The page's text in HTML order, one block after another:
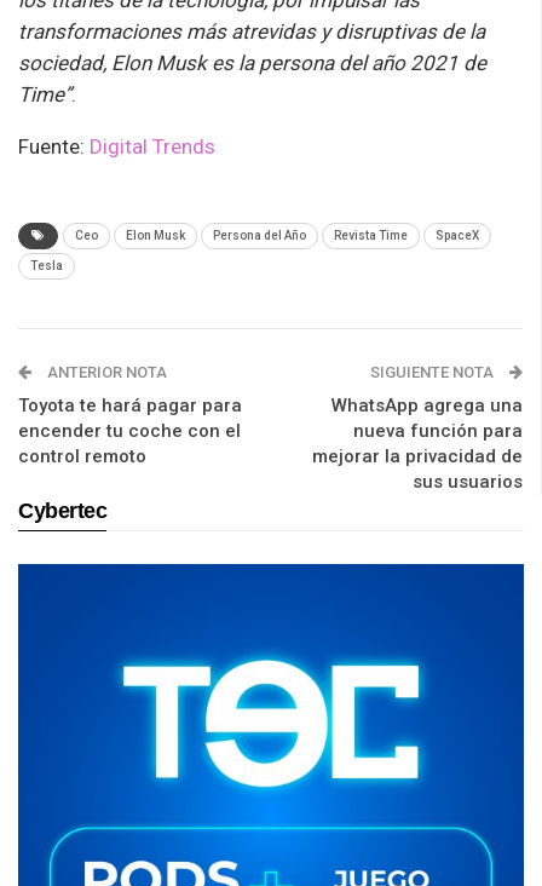
transformaciones más atrevidas y disruptivas de la
sociedad, Elon Musk es la persona del año 2021 de
Time”.
Fuente: Digital Trends
Ceo Elon Musk Persona del Año Revista Time SpaceX
Tesla
ANTERIOR NOTA
Toyota te hará pagar para
encender tu coche con el
control remoto
SIGUIENTE NOTA
WhatsApp agrega una
nueva función para
mejorar la privacidad de
sus usuarios
Cybertec